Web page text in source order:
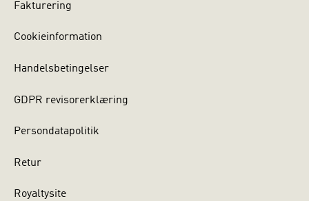
Fakturering
Cookieinformation
Handelsbetingelser
GDPR revisorerklæring
Persondatapolitik
Retur
Royaltysite